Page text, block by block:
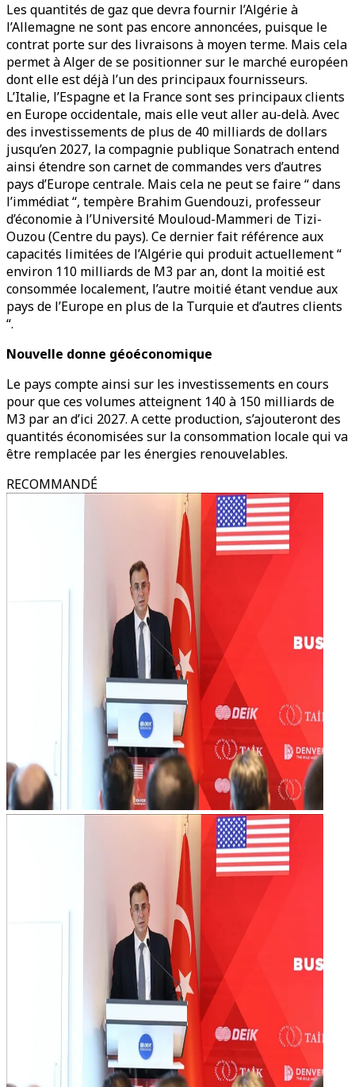
Les quantités de gaz que devra fournir l’Algérie à
l’Allemagne ne sont pas encore annoncées, puisque le
contrat porte sur des livraisons à moyen terme. Mais cela
permet à Alger de se positionner sur le marché européen
dont elle est déjà l’un des principaux fournisseurs.
L’Italie, l’Espagne et la France sont ses principaux clients
en Europe occidentale, mais elle veut aller au-delà. Avec
des investissements de plus de 40 milliards de dollars
jusqu’en 2027, la compagnie publique Sonatrach entend
ainsi étendre son carnet de commandes vers d’autres
pays d’Europe centrale. Mais cela ne peut se faire “ dans
l’immédiat “, tempère Brahim Guendouzi, professeur
d’économie à l’Université Mouloud-Mammeri de Tizi-
Ouzou (Centre du pays). Ce dernier fait référence aux
capacités limitées de l’Algérie qui produit actuellement “
environ 110 milliards de M3 par an, dont la moitié est
consommée localement, l’autre moitié étant vendue aux
pays de l’Europe en plus de la Turquie et d’autres clients
“.
Nouvelle donne géoéconomique
Le pays compte ainsi sur les investissements en cours
pour que ces volumes atteignent 140 à 150 milliards de
M3 par an d’ici 2027. A cette production, s’ajouteront des
quantités économisées sur la consommation locale qui va
être remplacée par les énergies renouvelables.
RECOMMANDÉ